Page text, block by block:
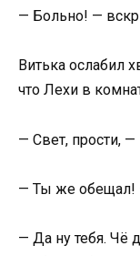
— Больно! —
Витька ослабил
что Лехи в
— Свет, прости,
— Ты же обещал!
— Да ну тебя. Чё